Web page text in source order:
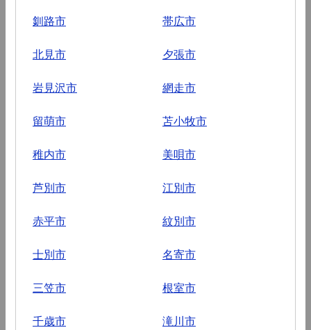
釧路市 帯広市
北見市 夕張市
岩見沢市 網走市
留萌市 苫小牧市
稚内市 美唄市
芦別市 江別市
赤平市 紋別市
士別市 名寄市
三笠市 根室市
千歳市 滝川市